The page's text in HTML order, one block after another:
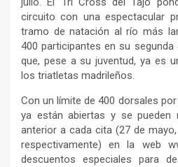
circuito con una espectacular
tramo de natación al río más
400 participantes en su
que, pese a su juventud, ya es
los triatletas madrileños.
Con un límite de 400 dorsales
ya están abiertas y se pueden
anterior a cada cita (27 de
respectivamente) en la web
descuentos especiales para